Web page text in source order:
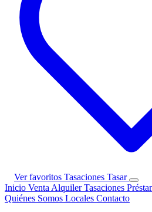
Ver favoritos Tasaciones Tasar
Inicio Venta AlquilerTasaciones
Quiénes Somos Locales Contacto